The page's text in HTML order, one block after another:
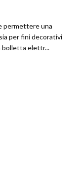
permettere una
per fini decorativi
bolletta elettr...